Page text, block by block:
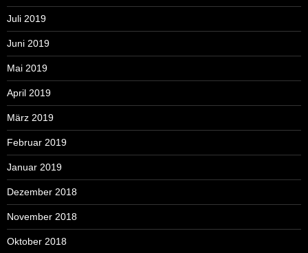
Juli 2019
Juni 2019
Mai 2019
April 2019
März 2019
Februar 2019
Januar 2019
Dezember 2018
November 2018
Oktober 2018